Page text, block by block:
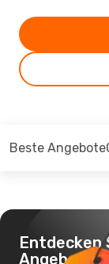
Beste Angebote
Entdecken
Angebote